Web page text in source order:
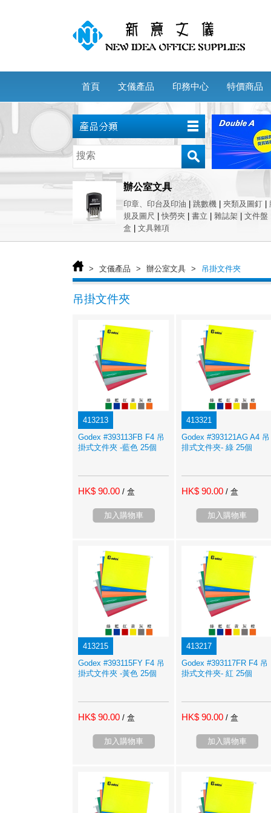
首頁 文儀產品 印務中心 特價商品
辦公室文具
印章、印台及印油 跳數機 夾類及圖釘
規及圖尺
|快勞夾 書立 雜誌架 文件盤
盒
文具雜項
> 文儀產品 > 辦公室文具 > 吊掛文件夾
吊掛文件夾
413213
Godex #393113FB F4 吊
掛式文件夾 -藍色 25個
HK$ 90.00 / 盒
加入購物車
413321
Godex #393121AG A4 吊
排式文件夾- 綠 25個
HK$ 90.00 / 盒
加入購物車
413215
Godex #393115FY F4 吊
掛式文件夾 -黃色 25個
HK$ 90.00 / 盒
加入購物車
413217
Godex #393117FR F4 吊
掛式文件夾- 紅 25個
HK$ 90.00 / 盒
加入購物車